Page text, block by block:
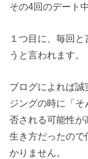
その4回のデート
１つ目に、毎回
うと言われます。
ブログによれば
ジングの時に「
否される可能性
生き方だったので
かりません。